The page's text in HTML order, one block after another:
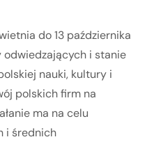
do 13 października
odwiedzających i stanie
nauki, kultury i
polskich firm na
ma na celu
i średnich